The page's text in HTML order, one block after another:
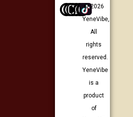
© 2026
YeneVibe,
All
rights
reserved.
YeneVibe
is a
product
of